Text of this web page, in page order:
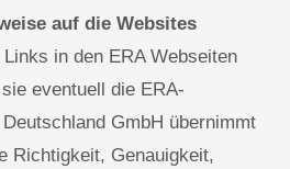
auf die Websites
in den ERA Webseiten
eventuell die ERA-
GmbH übernimmt
Richtigkeit, Genauigkeit,